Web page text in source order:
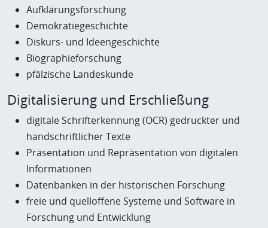
Aufklärungsforschung
Demokratiegeschichte
Diskurs- und Ideengeschichte
Biographieforschung
pfälzische Landeskunde
Digitalisierung und Erschließung
digitale Schrifterkennung (OCR) gedruckter und
handschriftlicher Texte
Präsentation und Repräsentation von digitalen
Informationen
Datenbanken in der historischen Forschung
freie und quelloffene Systeme und Software in
Forschung und Entwicklung